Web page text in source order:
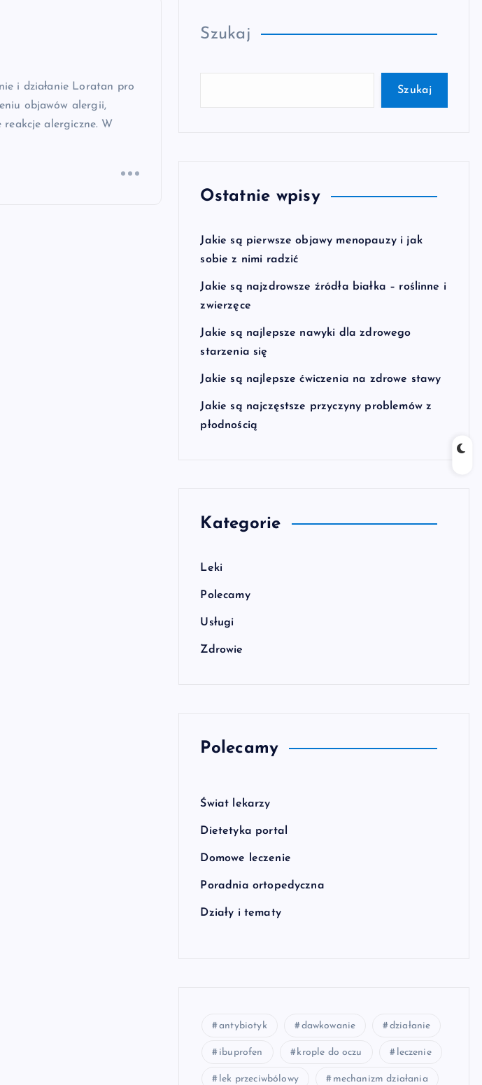
i działanie Loratan pro
objawów alergii,
alergiczne. W
Szukaj
Szukaj
Ostatnie wpisy
Jakie są pierwsze objawy menopauzy i jak
sobie z nimi radzić
Jakie są najzdrowsze źródła białka – roślinne i
zwierzęce
Jakie są najlepsze nawyki dla zdrowego
starzenia się
Jakie są najlepsze ćwiczenia na zdrowe stawy
Jakie są najczęstsze przyczyny problemów z
płodnością
Kategorie
Leki
Polecamy
Usługi
Zdrowie
Polecamy
Świat lekarzy
Dietetyka portal
Domowe leczenie
Poradnia ortopedyczna
Działy i tematy
antybiotyk dawkowanie działanie
ibuprofen krople do oczu leczenie
lek przeciwbólowy mechanizm działania